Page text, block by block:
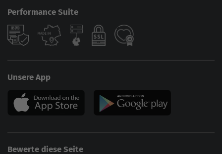
Performance Suite
Unsere App
Bewerte diese Seite